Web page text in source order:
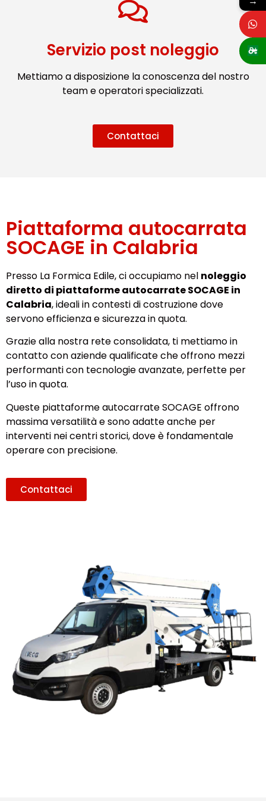
Servizio post noleggio
Mettiamo a disposizione la conoscenza del nostro
team e operatori specializzati.
Contattaci
Piattaforma autocarrata
SOCAGE in Calabria
Presso La Formica Edile, ci occupiamo nel noleggio
diretto di piattaforme autocarrate SOCAGE in
Calabria, ideali in contesti di costruzione dove
servono efficienza e sicurezza in quota.
Grazie alla nostra rete consolidata, ti mettiamo in
contatto con aziende qualificate che offrono mezzi
performanti con tecnologie avanzate, perfette per
l’uso in quota.
Queste piattaforme autocarrate SOCAGE offrono
massima versatilità e sono adatte anche per
interventi nei centri storici, dove è fondamentale
operare con precisione.
Contattaci